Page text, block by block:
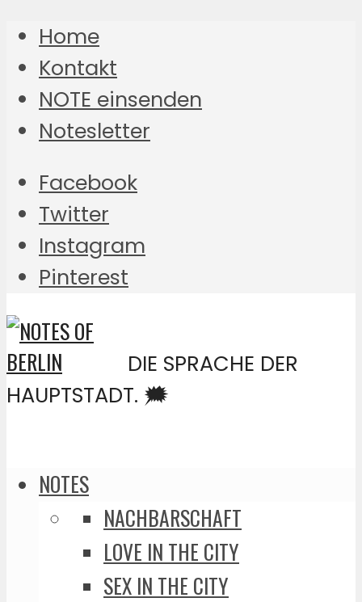
Home
Kontakt
NOTE einsenden
Notesletter
Facebook
Twitter
Instagram
Pinterest
DIE SPRACHE DER
HAUPTSTADT. 🗯️
NOTES
NACHBARSCHAFT
LOVE IN THE CITY
SEX IN THE CITY